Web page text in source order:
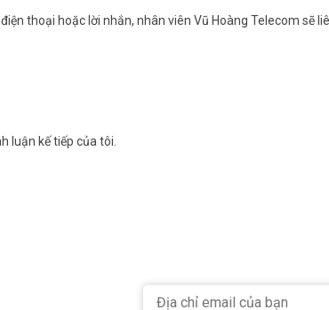
thoại hoặc lời nhắn, nhân viên Vũ Hoàng Telecom sẽ
luận kế tiếp của tôi.